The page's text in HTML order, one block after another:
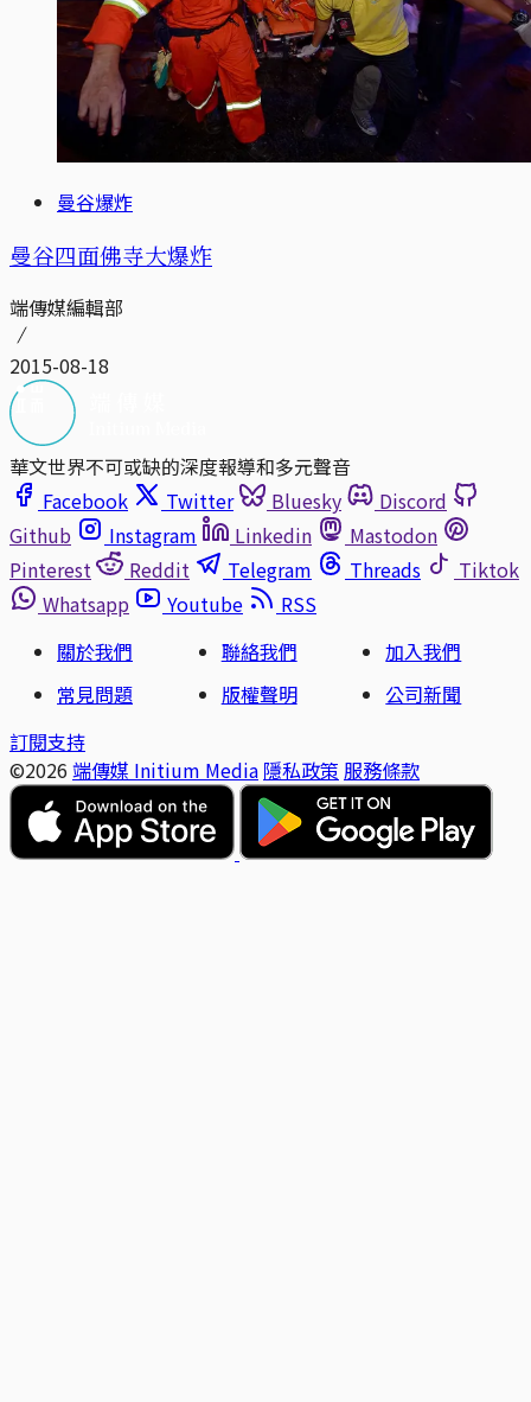
曼谷爆炸
曼谷四面佛寺大爆炸
端傳媒編輯部
2015-08-18
華文世界不可或缺的深度報導和多元聲音
Facebook
Twitter Bluesky
Discord
Github
Instagram Linkedin
Mastodon
Pinterest
Reddit Telegram Threads
Tiktok
Whatsapp
Youtube
RSS
關於我們
聯絡我們
加入我們
常見問題
版權聲明
公司新聞
訂閱支持
©2026 端傳媒 Initium Media 隱私政策 服務條款